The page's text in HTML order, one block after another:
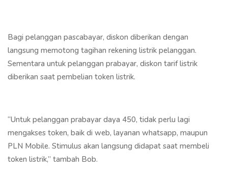
Bagi pelanggan pascabayar, diskon diberikan dengan
langsung memotong tagihan rekening listrik pelanggan.
Sementara untuk pelanggan prabayar, diskon tarif listrik
diberikan saat pembelian token listrik.
“Untuk pelanggan prabayar daya 450, tidak perlu lagi
mengakses token, baik di web, layanan whatsapp, maupun
PLN Mobile. Stimulus akan langsung didapat saat membeli
token listrik,” tambah Bob.